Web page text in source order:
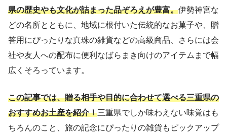
県の歴史やも文化が詰まった品ぞろえが豊富。伊勢神宮な
どの名所とともに、地域に根付いた伝統的なお菓子や、贈
答用にぴったりな真珠の雑貨などの高級商品、さらには会
社や友人への配布に便利なばらまき向けのアイテムまで幅
広くそろっています。
この記事では、贈る相手や目的に合わせて選べる三重県の
おすすめお土産を紹介！三重県でしか味わえない味覚はも
ちろんのこと、旅の記念にぴったりの雑貨もピックアップ